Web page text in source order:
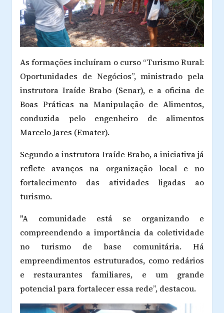
As formações incluíram o curso “Turismo Rural:
Oportunidades de Negócios”, ministrado pela
instrutora Iraíde Brabo (Senar), e a oficina de
Boas Práticas na Manipulação de Alimentos,
conduzida pelo engenheiro de alimentos
Marcelo Jares (Emater).
Segundo a instrutora Iraíde Brabo, a iniciativa já
reflete avanços na organização local e no
fortalecimento das atividades ligadas ao
turismo.
"A comunidade está se organizando e
compreendendo a importância da coletividade
no turismo de base comunitária. Há
empreendimentos estruturados, como redários
e restaurantes familiares, e um grande
potencial para fortalecer essa rede”, destacou.